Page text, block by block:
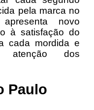
pela marca no
novo
à satisfação do
cada mordida e
atenção dos
Paulo